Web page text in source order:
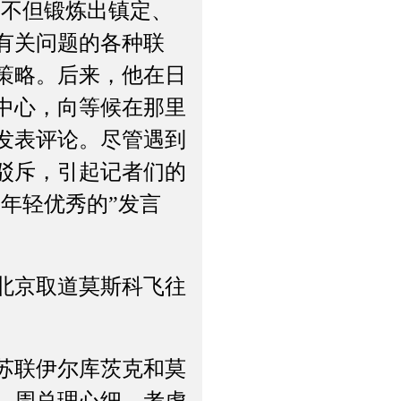
但锻炼出镇定、
关问题的各种联
略。后来，他在日
心，向等候在那里
表评论。尽管遇到
斥，引起记者们的
轻优秀的”发言
取道莫斯科飞往
伊尔库茨克和莫